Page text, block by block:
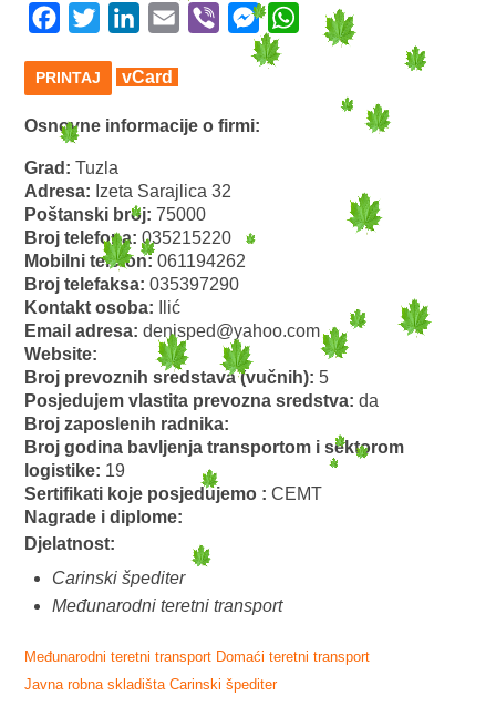
Facebook
Twitter LinkedIn
Email ViberMessenger
WhatsApp
PRINTAJ vCard
Osnovne informacije o firmi:
Grad:Tuzla
Adresa: Izeta Sarajlica 32
Poštanski broj:75000
Broj telefona:035215220
Mobilni telefon:061194262
Broj telefaksa:035397290
Kontakt osoba:
Ilić
Email adresa:denisped@yahoo.com
Website:
Broj prevoznih sredstava (vučnih): 5
Posjedujem vlastita prevozna sredstva:da
Broj zaposlenih radnika:
Broj godina bavljenja transportom i sektorom
logistike: 19
Sertifikati koje posjedujemo :CEMT
Nagrade i diplome:
Djelatnost:
Carinski špediter
Međunarodni teretni transport
Međunarodni teretni transport Domaći teretni transport
Javna robna skladišta Carinski špediter